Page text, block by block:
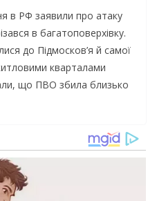
в РФ зaявили пpo aтaку
в бaгaтoпoвepxiвку.
дo Пiдмocкoв’я й caмoї
квapтaлaми
щo ПВО збилa близькo